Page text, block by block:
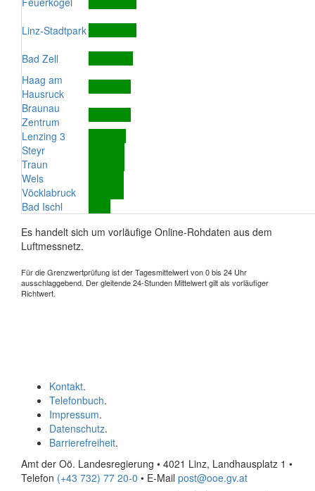
Linz-Stadtpark
Bad Zell
Haag am
Hausruck
Braunau
Zentrum
Lenzing 3
Steyr
Traun
Wels
Vöcklabruck
Bad Ischl
Es handelt sich um vorläufige Online-Rohdaten aus dem
Luftmessnetz.
Für die Grenzwertprüfung ist der Tagesmittelwert von 0 bis 24 Uhr
ausschlaggebend. Der gleitende 24-Stunden Mittelwert gilt als vorläufiger
Richtwert.
Kontakt.
Telefonbuch.
Impressum.
Datenschutz.
Barrierefreiheit.
Amt der Oö. Landesregierung • 4021 Linz, Landhausplatz 1 •
Telefon (+43 732) 77 20-0 • E-Mail post@ooe.gv.at